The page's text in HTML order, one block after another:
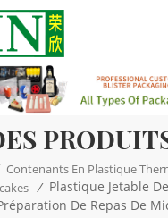
Contenants En Plastique
/ Plastique Jetable
De Repas De